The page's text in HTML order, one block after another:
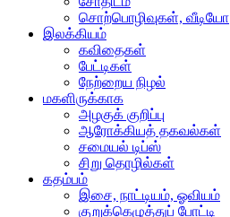
சொற்பொழிவுகள், வீடியோ
இலக்கியம்
கவிதைகள்
பேட்டிகள்
நேற்றைய நிழல்
மகளிருக்காக
அழகுக் குறிப்பு
ஆரோக்கியத் தகவல்கள்
சமையல் டிப்ஸ்
சிறு தொழில்கள்
கதம்பம்
இசை, நாட்டியம், ஓவியம்
குறுக்கெழுத்துப் போட்டி